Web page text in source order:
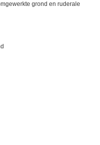
grond en ruderale